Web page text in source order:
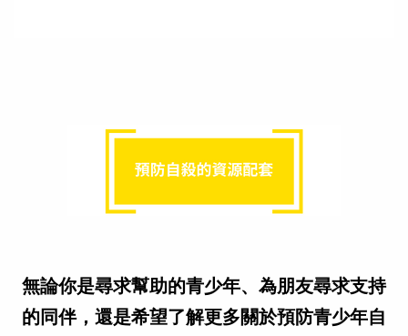
無論你是尋求幫助的青少年、為朋友尋求支持
的同伴，還是希望了解更多關於預防青少年自